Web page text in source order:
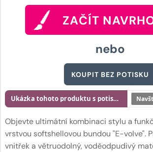
ZAČÍT
nebo
KOUPIT BEZ POTISKU
Objevte ultimátní kombinaci stylu a
vrstvou softshellovou bundou "E-volve".
vnitřek a větruodolný, voděodpudivý
Ukázka tohoto produktu s potiskem